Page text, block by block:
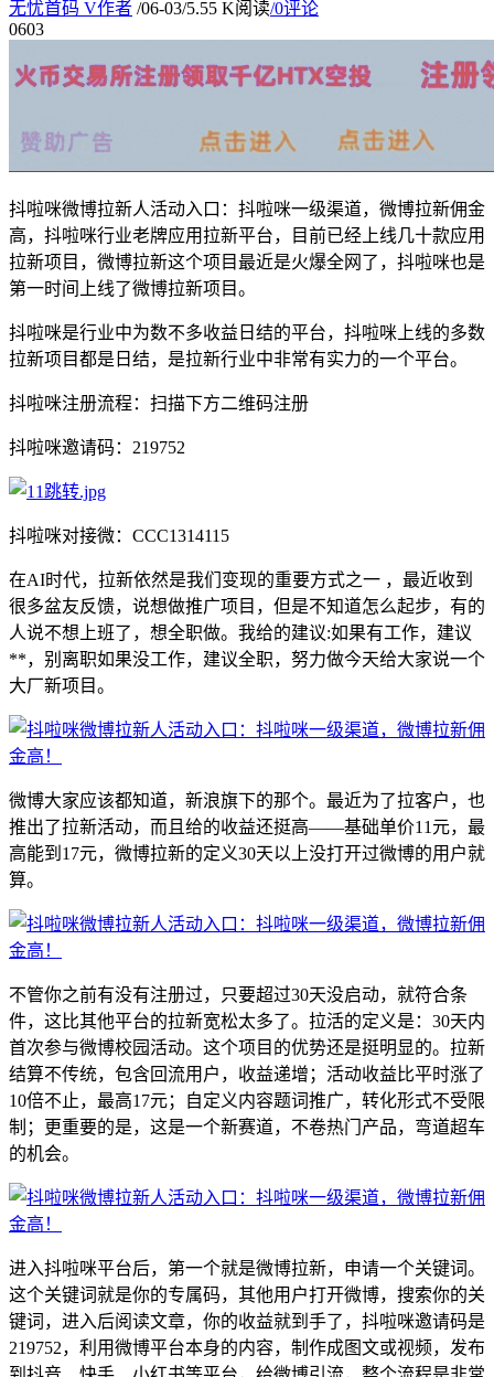
无忧首码 V作者 /06-03/5.55 K阅读/0评论
0603
抖啦咪微博拉新人活动入口：抖啦咪一级渠道，微博拉新佣金
高，抖啦咪行业老牌应用拉新平台，目前已经上线几十款应用
拉新项目，微博拉新这个项目最近是火爆全网了，抖啦咪也是
第一时间上线了微博拉新项目。
抖啦咪是行业中为数不多收益日结的平台，抖啦咪上线的多数
拉新项目都是日结，是拉新行业中非常有实力的一个平台。
抖啦咪注册流程：扫描下方二维码注册
抖啦咪邀请码：219752
抖啦咪对接微：CCC1314115
在AI时代，拉新依然是我们变现的重要方式之一 ，最近收到
很多盆友反馈，说想做推广项目，但是不知道怎么起步，有的
人说不想上班了，想全职做。我给的建议:如果有工作，建议
**，别离职如果没工作，建议全职，努力做今天给大家说一个
大厂新项目。
微博大家应该都知道，新浪旗下的那个。最近为了拉客户，也
推出了拉新活动，而且给的收益还挺高——基础单价11元，最
高能到17元，微博拉新的定义30天以上没打开过微博的用户就
算。
不管你之前有没有注册过，只要超过30天没启动，就符合条
件，这比其他平台的拉新宽松太多了。拉活的定义是：30天内
首次参与微博校园活动。这个项目的优势还是挺明显的。拉新
结算不传统，包含回流用户，收益递增；活动收益比平时涨了
10倍不止，最高17元；自定义内容题词推广，转化形式不受限
制；更重要的是，这是一个新赛道，不卷热门产品，弯道超车
的机会。
进入抖啦咪平台后，第一个就是微博拉新，申请一个关键词。
这个关键词就是你的专属码，其他用户打开微博，搜索你的关
键词，进入后阅读文章，你的收益就到手了，抖啦咪邀请码是
219752，利用微博平台本身的内容，制作成图文或视频，发布